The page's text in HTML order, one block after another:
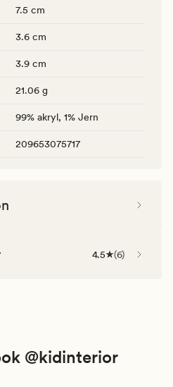
7.5 cm
3.6 cm
3.9 cm
21.06 g
99% akryl, 1% Jern
209653075717
4.5 (6)
@kidinterior